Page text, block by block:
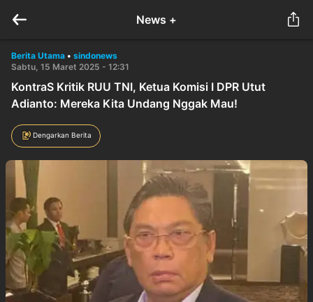
News +
Berita Utama • sindonews
Sabtu, 15 Maret 2025 - 12:31
KontraS Kritik RUU TNI, Ketua Komisi I DPR Utut
Adianto: Mereka Kita Undang Nggak Mau!
Dengarkan Berita